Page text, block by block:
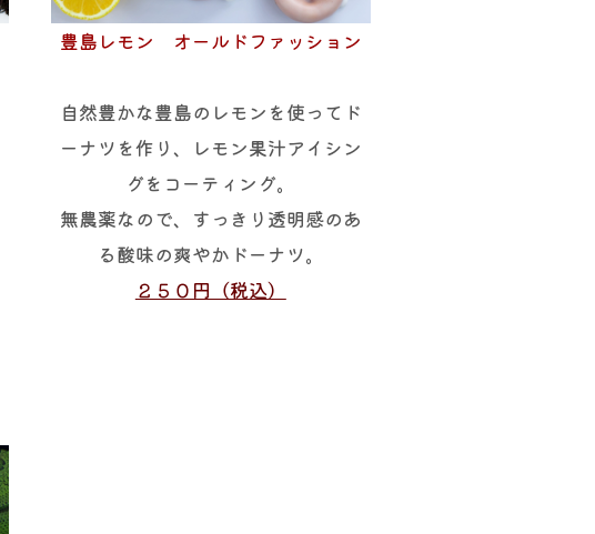
豊島レモン オールドファッション
自然豊かな豊島のレモンを使ってド
ーナツを作り、レモン果汁アイシン
グをコーティング。
無農薬なので、すっきり透明感のあ
る酸味の爽やかドーナツ。
２５０円（税込）